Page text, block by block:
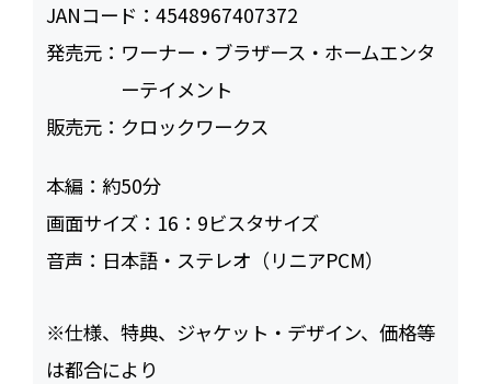
JANコード：4548967407372
発売元： ワーナー・ブラザース・ホームエンタ
ーテイメント
販売元： クロックワークス
本編： 約50
画面サイズ： 16：9ビスタサイズ
音声： 日本語・ステレオ（リニアPCM）
※仕様、特典、ジャケット・デザイン、価格等
は都合により